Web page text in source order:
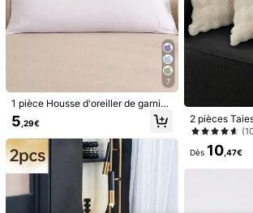
Économiser 0,01€
1 pièce Taie d'oreiller rafraîchissant
e de couleur unie, taie d'oreiller mini
maliste résistante à la saleté, taie
d'oreiller lavable avec fermeture écl
air lisse cachée protégeant le cou e
n forme de papillon, lavable en mac
9,89€9,90€
7
1 pièce Housse d'oreiller de garniss
age de couleur unie apaisante, con
vient pour un oreiller de 51*137cm,
adapté pour le canapé, le lit, l'extéri
eur, le dortoir (literie de dortoir pour
garçons/filles)
5 ,29€
2 pièces
peluche
aies d'oreiller
Dès 10,47€